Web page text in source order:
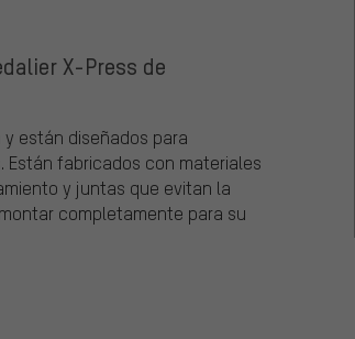
X-Press de
están diseñados para
fabricados con materiales
y juntas que evitan la
completamente para su